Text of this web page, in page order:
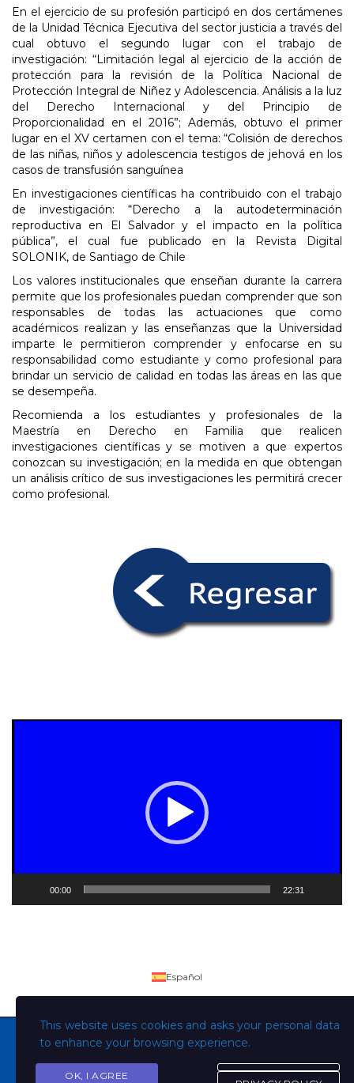
En el ejercicio de su profesión participó en dos certámenes
de la Unidad Técnica Ejecutiva del sector justicia a través del
cual obtuvo el segundo lugar con el trabajo de
investigación: “Limitación legal al ejercicio de la acción de
protección para la revisión de la Política Nacional de
Protección Integral de Niñez y Adolescencia. Análisis a la luz
del Derecho Internacional y del Principio de
Proporcionalidad en el 2016”; Además, obtuvo el primer
lugar en el XV certamen con el tema: “Colisión de derechos
de las niñas, niños y adolescencia testigos de jehová en los
casos de transfusión sanguínea
En investigaciones científicas ha contribuido con el trabajo
de investigación: “Derecho a la autodeterminación
reproductiva en El Salvador y el impacto en la política
pública”, el cual fue publicado en la Revista Digital
SOLONIK, de Santiago de Chile
Los valores institucionales que enseñan durante la carrera
permite que los profesionales puedan comprender que son
responsables de todas las actuaciones que como
académicos realizan y las enseñanzas que la Universidad
imparte le permitieron comprender y enfocarse en su
responsabilidad como estudiante y como profesional para
brindar un servicio de calidad en todas las áreas en las que
se desempeña.
Recomienda a los estudiantes y profesionales de la
Maestría en Derecho en Familia que realicen
investigaciones científicas y se motiven a que expertos
conozcan su investigación; en la medida en que obtengan
un análisis crítico de sus investigaciones les permitirá crecer
como profesional.
00:00 22:31
This website uses cookies and asks your personal data
to enhance your browsing experience.
OK, I AGREE
Español